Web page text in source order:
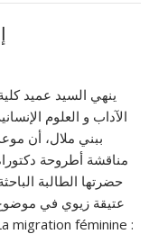
الآداب و العلوم
ببني ملال، أن
مناقشة أطروحة
حضرتها الطالبة
عتيقة زيوي في
migration féminine :